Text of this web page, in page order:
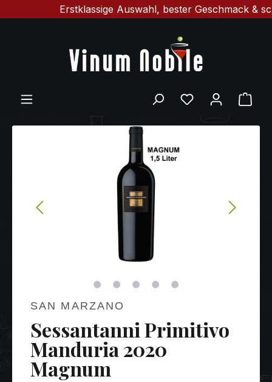
Zum Hauptinhalt springen
Erstklassige Auswahl, bester Geschmack &
Bildergalerie überspringen
SAN MARZANO
Sessantanni Primitivo
Manduria 2020
Magnum